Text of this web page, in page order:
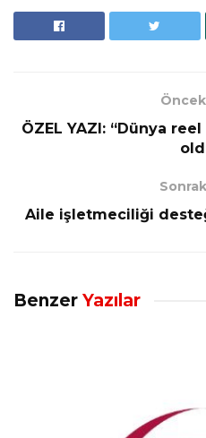
ÖZEL YAZI: “Dünya
Aile işletmeciliği
Benzer Yazılar